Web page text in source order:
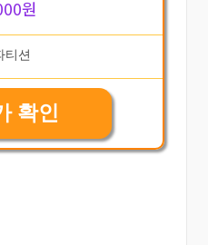
원
확인